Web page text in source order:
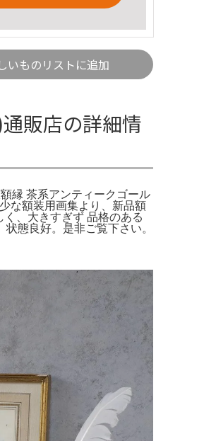
いものリストに追加
販店の詳細情
縁 茶系アンティークゴール
な額装用画集より、新品額
、大きすぎず 品格のある
態良好。是非ご覧下さい。